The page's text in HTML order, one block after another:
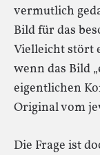
vermutlich
Bild für das
Vielleicht stört
wenn das Bild
eigentlichen
Original vom
Die Frage ist